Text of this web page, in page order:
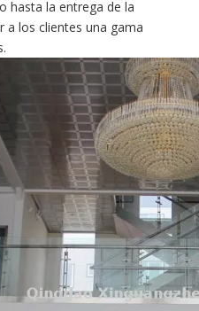
hasta la entrega de la
a los clientes una gama